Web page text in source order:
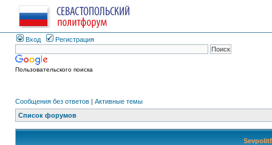
Вход Регистрация
Пользовательского поиска
Сообщения без ответов | Активные темы
Список форумов